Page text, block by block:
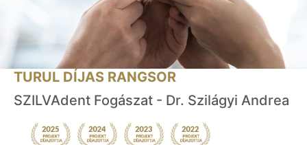
TURUL DÍJAS RANGSOR
SZILVAdent Fogászat - Dr. Szilágyi Andrea